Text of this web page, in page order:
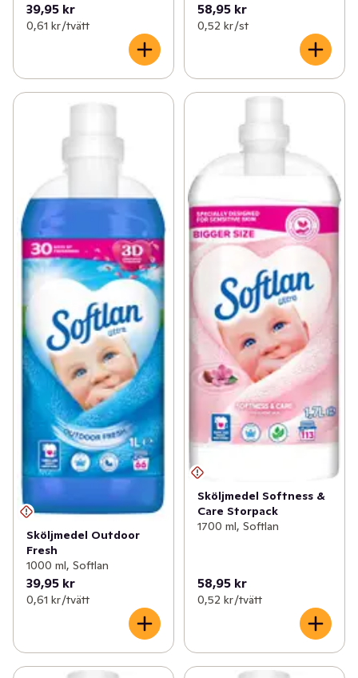
39,95 kr
0,61 kr /tvätt
58,95 kr
0,52 kr /st
Sköljmedel Outdoor
Fresh
1000 ml, Softlan
39,95 kr
0,61 kr /tvätt
Sköljmedel Softness &
Care Storpack
1700 ml, Softlan
58,95 kr
0,52 kr /tvätt